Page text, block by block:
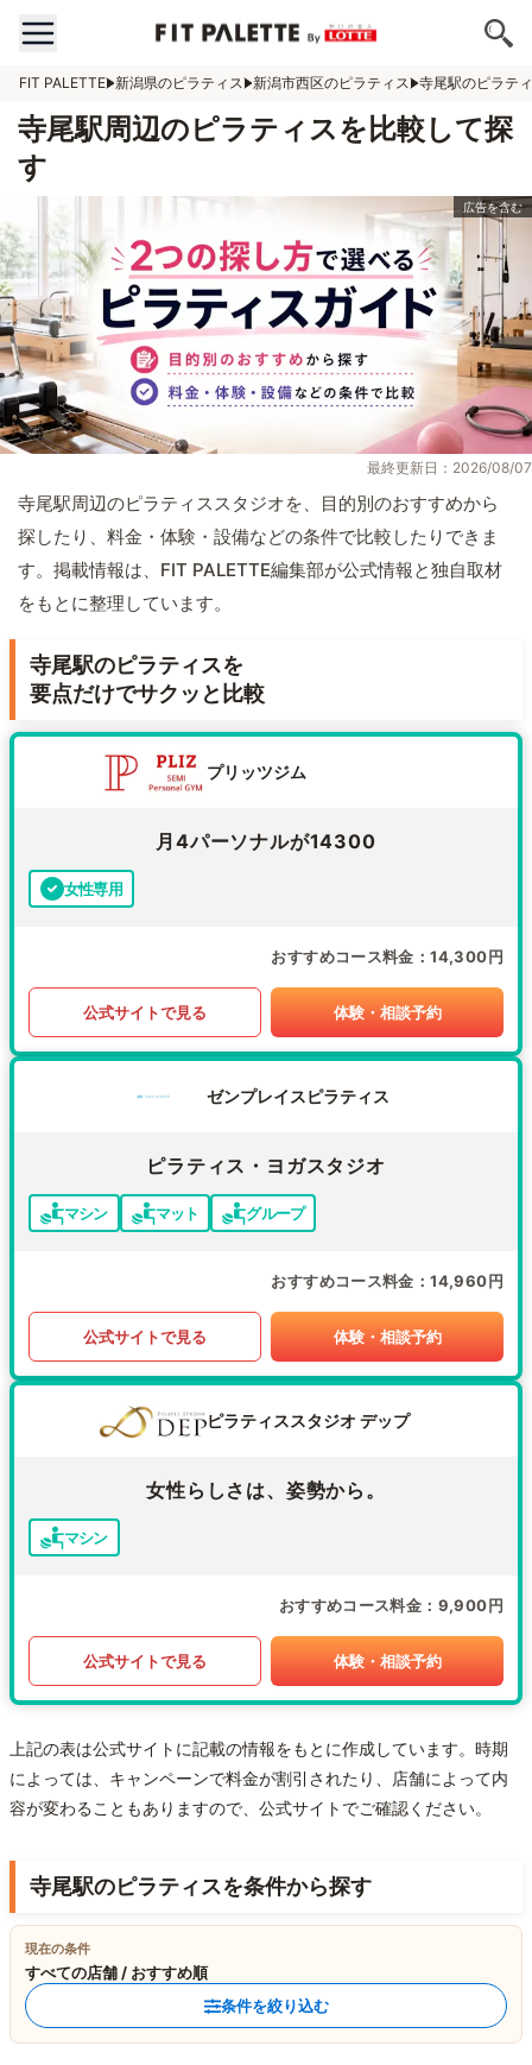
FIT PALETTE 新潟県のピラティス 新潟市西区のピラティス 寺尾駅のピラテ
寺尾駅周辺のピラティスを比較して探
す
最終更新日：2026/08/07
寺尾駅周辺のピラティススタジオを、目的別のおすすめから
探したり、料金・体験・設備などの条件で比較したりできま
す。掲載情報は、FIT PALETTE編集部が公式情報と独自取材
をもとに整理しています。
寺尾駅のピラティスを
要点だけでサクッと比較
プリッツジム
月4パーソナルが14300
女性専用
おすすめコース料金 14,300円
公式サイトで見る 体験・相談予約
ゼンプレイスピラティス
ピラティス・ヨガスタジオ
マシン マット グループ
おすすめコース料金 14,960円
公式サイトで見る 体験・相談予約
ピラティススタジオ デップ
女性らしさは、姿勢から。
マシン
おすすめコース料金 9,900円
公式サイトで見る 体験・相談予約
上記の表は公式サイトに記載の情報をもとに作成しています。時期
によっては、キャンペーンで料金が割引されたり、店舗によって内
容が変わることもありますので、公式サイトでご確認ください。
寺尾駅のピラティスを条件から探す
現在の条件
すべての店舗 / おすすめ順
条件を絞り込む